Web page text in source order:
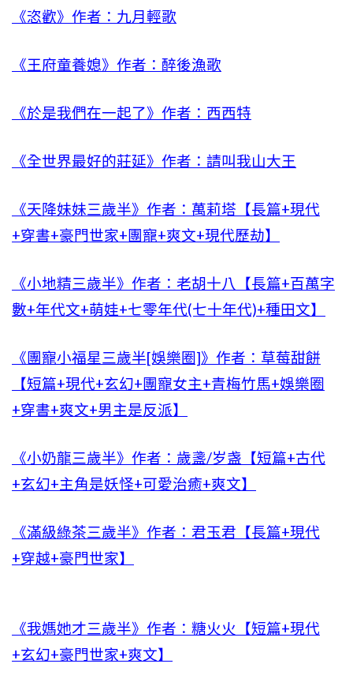
《恣歡》作者：九月輕歌
《王府童養媳》作者：醉後漁歌
《於是我們在一起了》作者：西西特
《全世界最好的莊延》作者：請叫我山大王
《天降妹妹三歲半》作者：萬莉塔【長篇+現代
+穿書+豪門世家+團寵+爽文+現代歷劫】
《小地精三歲半》作者：老胡十八【長篇+百萬字
數+年代文+萌娃+七零年代(七十年代)+種田文】
《團寵小福星三歲半[娛樂圈]》作者：草莓甜餅
【短篇+現代+玄幻+團寵女主+青梅竹馬+娛樂圈
+穿書+爽文+男主是反派】
《小奶龍三歲半》作者：歲盞/岁盏【短篇+古代
+玄幻+主角是妖怪+可愛治癒+爽文】
《滿級綠茶三歲半》作者：君玉君【長篇+現代
+穿越+豪門世家】
《我媽她才三歲半》作者：糖火火【短篇+現代
+玄幻+豪門世家+爽文】